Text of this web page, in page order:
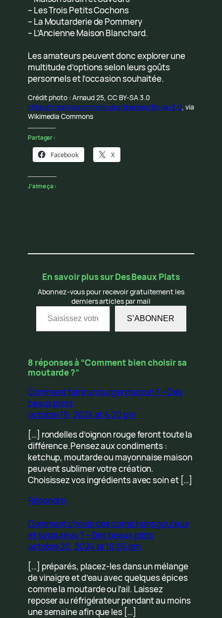
– Les Trois Petits Cochons
– La Moutarderie de Pommery
– L’Ancienne Maison Blanchard.
Les amateurs peuvent donc explorer une
multitude d’options selon leurs goûts
personnels et l’occasion souhaitée.
Crédit photo : Arnaud 25, CC BY-SA 3.0
https://creativecommons.org/licenses/by-sa/3.0, via
Wikimedia Commons
Partager :
Facebook X
J’aime ça :
En savoir plus sur Des Beaux Plats
Abonnez-vous pour recevoir gratuitement les
derniers articles par mail
Saisissez votre adresse e-mail…
S’ABONNER
8 réponses à “Comment bien choisir sa
moutarde ?”
Comment faire un burger maison ? – Des
beaux plats
octobre 19, 2024 at 4:20 pm
[…] rondelles d’oignon rouge feront toute la
différence.Pensez aux condiments :
ketchup, moutarde ou mayonnaise maison
peuvent sublimer votre création.
Choisissez vos ingrédients avec soin et […]
Répondre
Comment choisir des cornichons gouteux
et savoureux ? – Des beaux plats
octobre 20, 2024 at 10:55 pm
[…] préparés, placez-les dans un mélange
de vinaigre et d’eau avec quelques épices
comme la moutarde ou l’ail. Laissez
reposer au réfrigérateur pendant au moins
une semaine afin que les […]